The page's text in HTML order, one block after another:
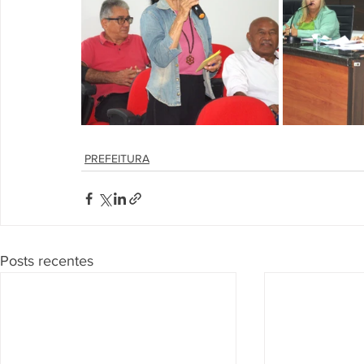
PREFEITURA
Posts recentes